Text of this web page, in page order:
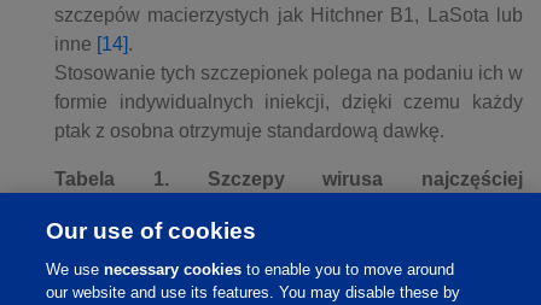
szczepów macierzystych jak Hitchner B1, LaSota lub
inne [14].
Stosowanie tych szczepionek polega na podaniu ich w
formie indywidualnych iniekcji, dzięki czemu każdy
ptak z osobna otrzymuje standardową dawkę.
Tabela 1. Szczepy wirusa najczęściej
przeciwko ND[19]
Szczep ICPI Klasyfikacja
Our use of cookies
We usenecessary cookies to enable you to move around
our website and use its features. You may disable these by